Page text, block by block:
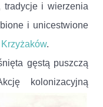
tradycje i wierzenia
i unicestwione
Krzyżaków.
gęstą puszczą
kolonizacyjną